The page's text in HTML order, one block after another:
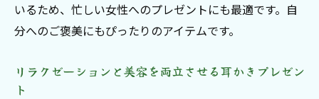
いるため、忙しい女性へのプレゼントにも最適です。自
分へのご褒美にもぴったりのアイテムです。
リラクゼーションと美容を両立させる耳かきプレゼン
ト